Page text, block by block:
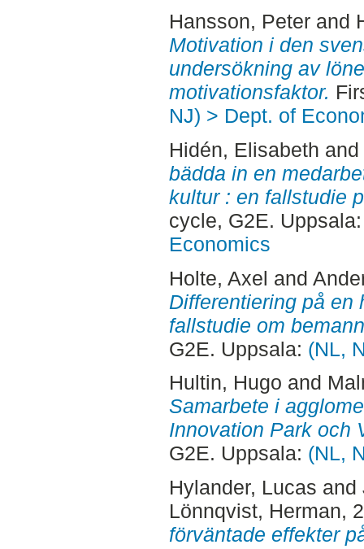
Hansson, Peterand
Motivation i den
undersökning av
motivationsfaktor.
NJ) > Dept. of
Hidén, Elisabeth and
bädda in en
kultur : en fallstudie
cycle, G2E.
Economics
Holte, Axel and
Differentiering på en
fallstudie om
G2E. Uppsala: (NL,
Hultin, Hugo and
Samarbete i
Innovation Park och
G2E. Uppsala: (NL,
Hylander, Lucas and
Lönnqvist, Herman,
förväntade effekter